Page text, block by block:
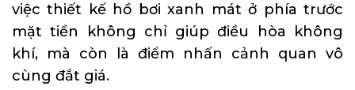
việc thiết kế hồ bơi xanh mát ở phía trước
mặt tiền không chỉ giúp điều hòa không
khí, mà còn là điểm nhấn cảnh quan vô
cùng đắt giá.